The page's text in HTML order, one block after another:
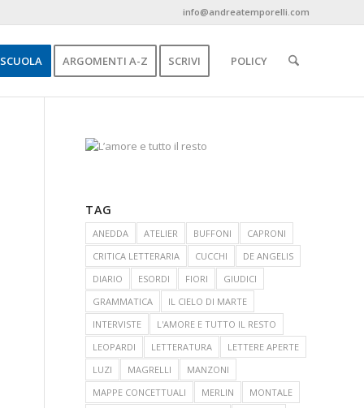
info@andreatemporelli.com
SCUOLA ARGOMENTI A-Z SCRIVI POLICY
TAG
ANEDDA ATELIER BUFFONI
CAPRONI
CRITICA LETTERARIA
CUCCHI
DE ANGELIS
DIARIO
ESORDI FIORI
GIUDICI
GRAMMATICA
IL CIELO DI MARTE
INTERVISTE
L'AMORE E TUTTO IL RESTO
LEOPARDI
LETTERATURA
LETTERE APERTE
LUZI
MAGRELLI
MANZONI
MAPPE CONCETTUALI
MERLIN
MONTALE